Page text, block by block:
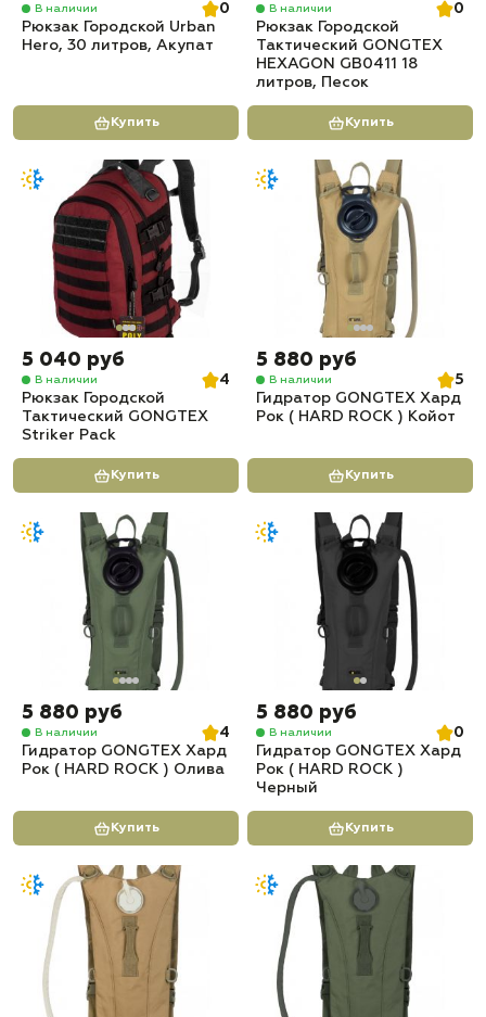
В наличии
0
Рюкзак Городской Urban
Hero, 30 литров, Акупат
Купить
В наличии
0
Рюкзак Городской
Тактический GONGTEX
HEXAGON GB0411 18
литров, Песок
Купить
5 040 руб
В наличии
4
Рюкзак Городской
Тактический GONGTEX
Striker Pack
Купить
5 880 руб
В наличии
5
Гидратор GONGTEX Хард
Рок ( HARD ROCK ) Койот
Купить
5 880 руб
В наличии
4
Гидратор GONGTEX Хард
Рок ( HARD ROCK ) Олива
Купить
5 880 руб
В наличии
0
Гидратор GONGTEX Хард
Рок ( HARD ROCK )
Черный
Купить